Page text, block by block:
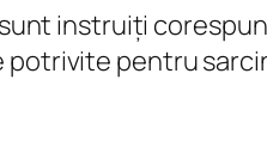
instruiți
potrivite pentru